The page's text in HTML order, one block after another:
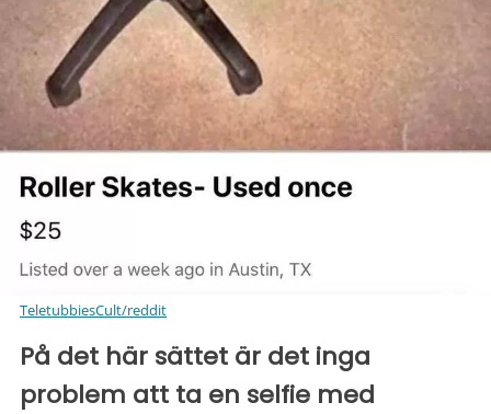
TeletubbiesCult/reddit
På det här sättet är det inga
problem att ta en selfie med